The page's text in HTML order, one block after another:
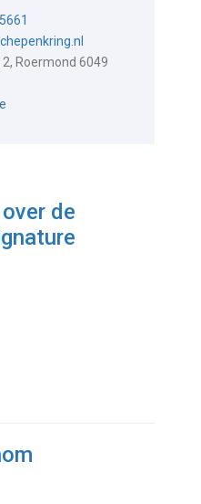
Roermond 6049
de